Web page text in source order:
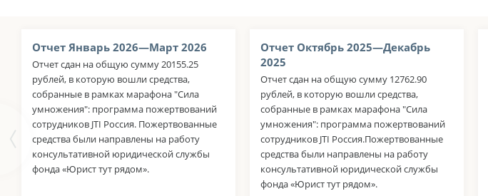
Отчет Январь 2026—Март 2026
Отчет сдан на общую сумму 20155.25
рублей, в которую вошли средства,
собранные в рамках марафона "Сила
умножения": программа пожертвований
сотрудников JTI Россия. Пожертвованные
средства были направлены на работу
консультативной юридической службы
фонда «Юрист тут рядом».
Отчет Октябрь 2025—Декабрь
2025
Отчет сдан на общую сумму 12762.90
рублей, в которую вошли средства,
собранные в рамках марафона "Сила
умножения": программа пожертвований
сотрудников JTI Россия.Пожертвованные
средства были направлены на работу
консультативной юридической службы
фонда «Юрист тут рядом».